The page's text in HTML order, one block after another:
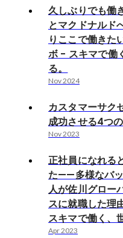
久しぶりでも働
とマクドナルド
りここで働きた
ボ - スキマで働
る。
Nov 2024
カスタマーサク
成功させる4つ
Nov 2023
正社員になれる
た——多様なバ
人が佐川グロー
スに就職した理
スキマで働く、
Apr 2023